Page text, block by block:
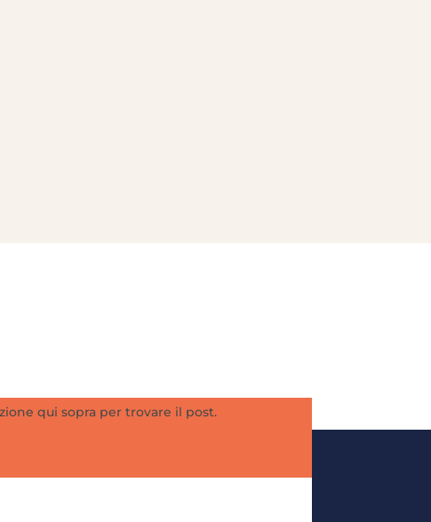
qui sopra per trovare il post.